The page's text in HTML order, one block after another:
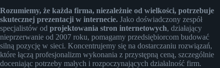
Rozumiemy, że każda firma, niezależnie od wielkości, potrzebuje
skutecznej prezentacji w internecie. Jako doświadczony zespół
specjalistów od projektowania stron internetowych, działający
nieprzerwanie od 2007 roku, pomagamy przedsiębiorcom budować
silną pozycję w sieci. Koncentrujemy się na dostarczaniu rozwiązań,
które łączą profesjonalizm wykonania z przystępną ceną, szczególnie
doceniając potrzeby małych i rozpoczynających działalność firm.